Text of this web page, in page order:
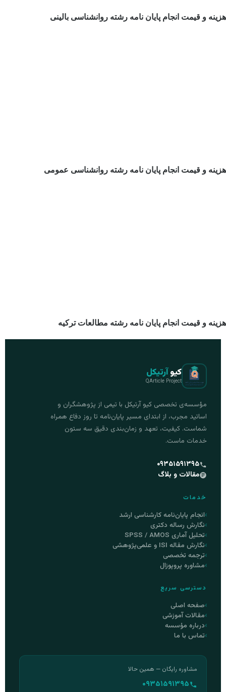
هزینه و قیمت انجام پایان نامه رشته روانشناسی بالینی
هزینه و قیمت انجام پایان نامه رشته روانشناسی عمومی
هزینه و قیمت انجام پایان نامه رشته مطالعات ترکیه
کیوآرتیکل
QArticle Project
مؤسسه‌ی تخصصی کیو آرتیکل با تیمی از پژوهشگران و
اساتید مجرب، از ابتدای مسیر پایان‌نامه تا روز دفاع همراه
شماست. کیفیت، تعهد و زمان‌بندی دقیق سه ستون
خدمات ماست.
۰۹۳۵۱۵۹۱۳۹۵
مقالات و بلاگ
خدمات
انجام پایان‌نامه کارشناسی ارشد
نگارش رساله دکتری
تحلیل آماری SPSS / AMOS
نگارش مقاله ISI و علمی‌پژوهشی
ترجمه تخصصی
مشاوره پروپوزال
دسترسی سریع
صفحه اصلی
مقالات آموزشی
درباره مؤسسه
تماس با ما
مشاوره رایگان — همین حالا
۰۹۳۵۱۵۹۱۳۹۵